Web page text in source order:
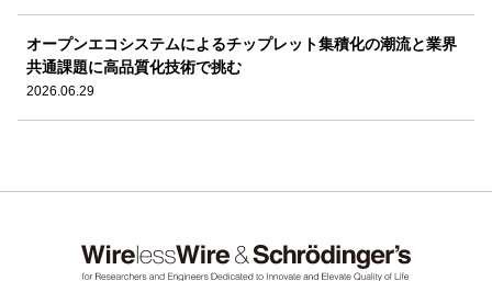
オープンエコシステムによるチップレット集積化の潮流と業界
共通課題に高品質化技術で挑む
2026.06.29